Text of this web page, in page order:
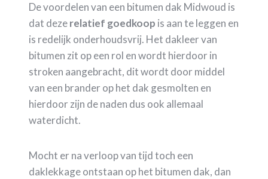
De voordelen van een bitumen dak Midwoud is
dat dezerelatief goedkoop is aan te leggen en
is redelijk onderhoudsvrij. Het dakleer van
bitumen zit op een rol en wordt hierdoor in
stroken aangebracht, dit wordt door middel
van een brander op het dak gesmolten en
hierdoor zijn de naden dus ook allemaal
waterdicht.
Mocht er na verloop van tijd toch een
daklekkage ontstaan op het bitumen dak, dan